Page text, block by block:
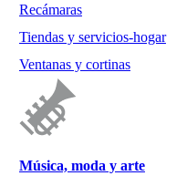
Recámaras
Tiendas y servicios-hogar
Ventanas y cortinas
Música, moda y arte